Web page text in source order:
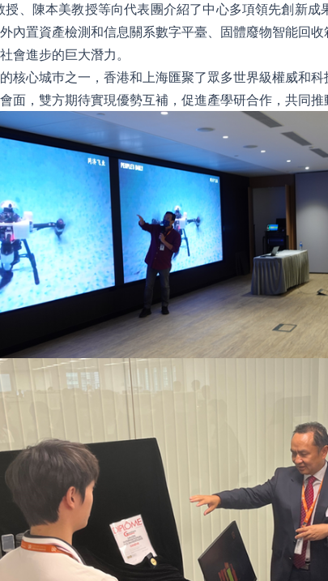
授、陳本美教授等向代表團介紹了中心多項領先創新
內置資產檢測和信息關系數字平臺、固體廢物智能回
會進步的巨大潛力。
核心城巿之一，香港和上海匯聚了眾多世界級權威和
面，雙方期待實現優勢互補，促進產學研合作，共同推